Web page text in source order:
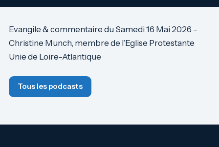
Evangile & commentaire du Samedi 16 Mai 2026 –
Christine Munch, membre de l’Eglise Protestante
Unie de Loire-Atlantique
Tous les podcasts